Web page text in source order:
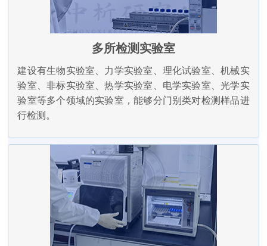
多所检测实验室
建设有生物实验室、力学实验室、理化试验室、机械实
验室、非标实验室、热学实验室、电学实验室、光学实
验室等多个领域的实验室，能够分门别类对检测样品进
行检测。